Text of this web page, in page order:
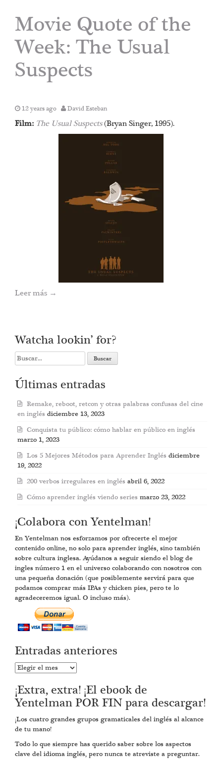
Movie Quote of the
Week: The Usual
Suspects
12 years ago David Esteban
Film: The Usual Suspects(Bryan Singer, 1995).
Leer más →
Watcha lookin’ for?
Search
for:
Últimas entradas
Remake, reboot, retcon y otras palabras confusas del cine
en inglés diciembre 13, 2023
Conquista tu público: cómo hablar en público en inglés
marzo 1, 2023
Los 5 Mejores Métodos para Aprender Inglés diciembre
19, 2022
200 verbos irregulares en inglés abril 6, 2022
Cómo aprender inglés viendo series marzo 23, 2022
¡Colabora con Yentelman!
En Yentelman nos esforzamos por ofrecerte el mejor
contenido online, no solo para aprender inglés, sino también
sobre cultura inglesa. Ayúdanos a seguir siendo el blog de
ingles número 1 en el universo colaborando con nosotros con
una pequeña donación (que posiblemente servirá para que
podamos comprar más IPAs y chicken pies, pero te lo
agradeceremos igual. O incluso más).
Entradas anteriores
Entradas
¡Extra, extra! ¡El ebook de
Yentelman POR FIN para descargar!
¡Los cuatro grandes grupos gramaticales del inglés al alcance
de tu mano!
Todo lo que siempre has querido saber sobre los aspectos
clave del idioma inglés, pero nunca te atreviste a preguntar.